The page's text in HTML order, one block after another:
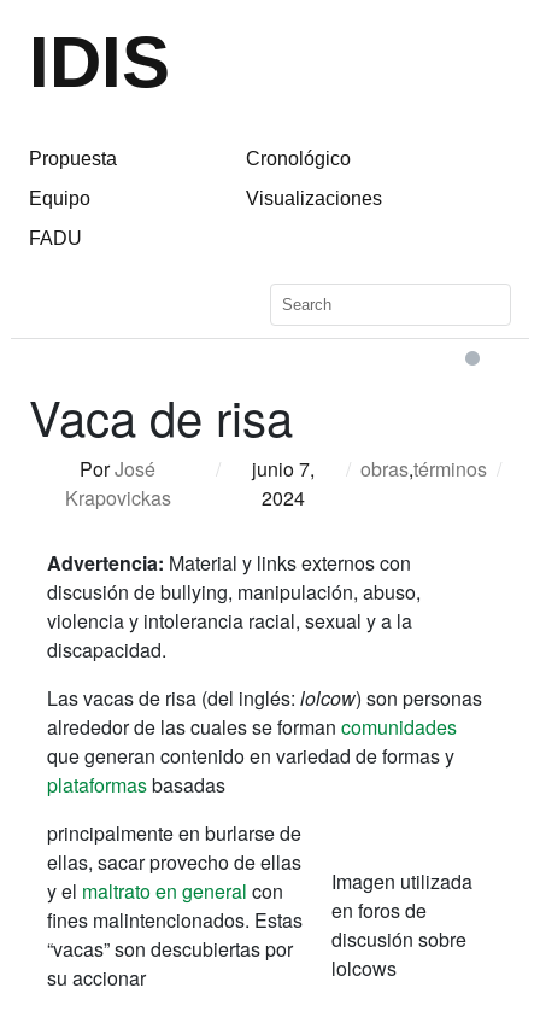
IDIS
Propuesta
Equipo
FADU
Cronológico
Visualizaciones
Vaca de risa
PorJosé
Krapovickas
/
junio 7,
2024
/ obras,términos /
Advertencia: Material y links externos con
discusión de bullying, manipulación, abuso,
violencia y intolerancia racial, sexual y a la
discapacidad.
Las vacas de risa (del inglés: lolcow) son personas
alrededor de las cuales se forman comunidades
que generan contenido en variedad de formas y
plataformasbasadas
Imagen utilizada
en foros de
discusión sobre
lolcows
principalmente en burlarse de
ellas, sacar provecho de ellas
y el maltrato en general con
fines malintencionados. Estas
“vacas” son descubiertas por
su accionar